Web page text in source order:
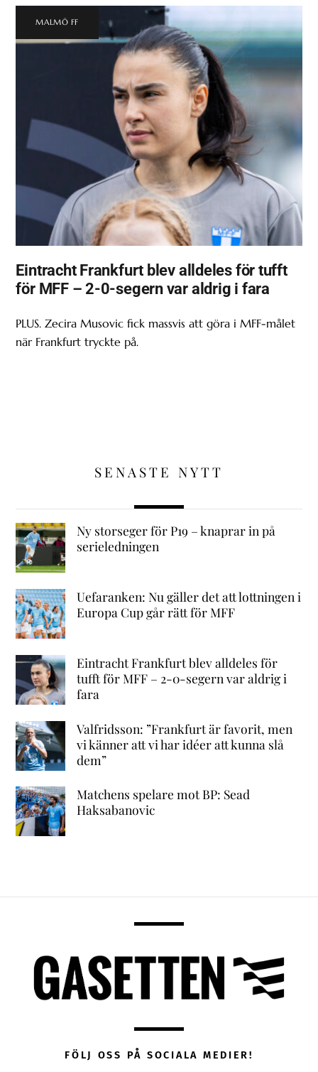
MALMÖ FF
Eintracht Frankfurt blev alldeles för tufft
för MFF – 2-0-segern var aldrig i fara
PLUS. Zecira Musovic fick massvis att göra i MFF-målet
när Frankfurt tryckte på.
SENASTE NYTT
Ny storseger för P19 – knaprar in på
serieledningen
Uefaranken: Nu gäller det att lottningen i
Europa Cup går rätt för MFF
Eintracht Frankfurt blev alldeles för
tufft för MFF – 2-0-segern var aldrig i
fara
Valfridsson: ”Frankfurt är favorit, men
vi känner att vi har idéer att kunna slå
dem”
Matchens spelare mot BP: Sead
Haksabanovic
FÖLJ OSS PÅ SOCIALA MEDIER!